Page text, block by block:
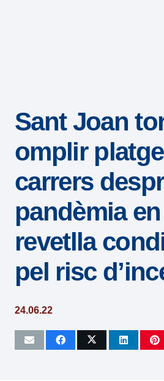
sistema
accesibilidad.
Sant Joan
omplir
carrers
pandèmia
revetlla
pel risc
24.06.22